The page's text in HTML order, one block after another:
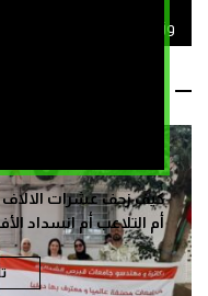
كيف زحف عشرات الالاف
أم التلاعب أم انسداد
وزارة التعليم العالي والبحث